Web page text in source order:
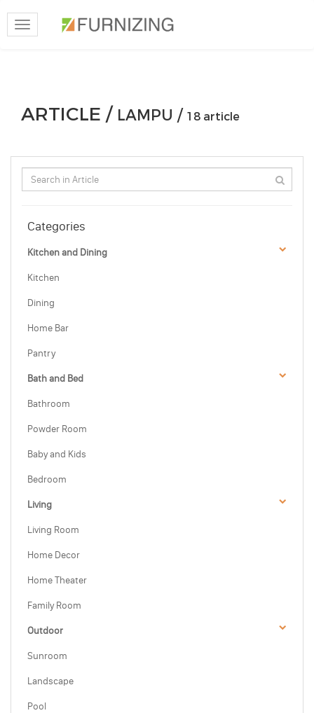
Toggle
navigation
ARTICLE / LAMPU / 18 article
Categories
Kitchen and Dining
Kitchen
Dining
Home Bar
Pantry
Bath and Bed
Bathroom
Powder Room
Baby and Kids
Bedroom
Living
Living Room
Home Decor
Home Theater
Family Room
Outdoor
Sunroom
Landscape
Pool